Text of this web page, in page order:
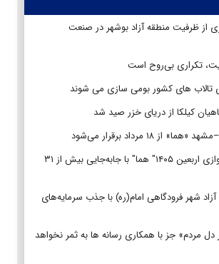
از ظرفیت منطقه آزاد بوشهر در صنعت
تکراری بی‌روح است
تالاب های کشور بومی سازی می شوند
از ۱۸ مرداد برقرار می‌شود
پایان عملیات پروازی اربعین ۱۴۰۵" هما" با جابه‌جایی بیش از ۳۱
شهر فرودگاهی امام(ره) با جذب سرمایه‌های
مردم» جز با همکاری رسانه ها به ثمر نخواهد